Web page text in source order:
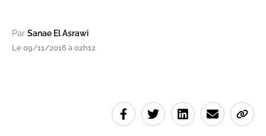
Par Sanae El Asrawi
Le 09/11/2016 à 02h12